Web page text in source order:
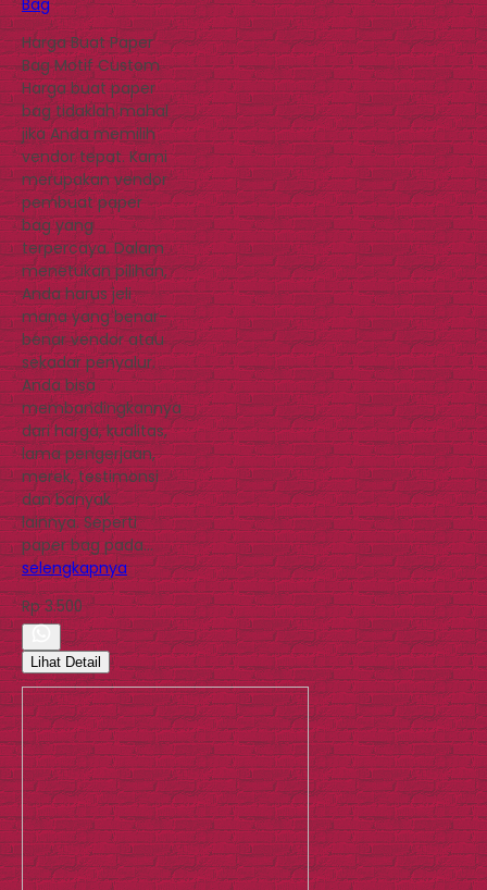
Harga Buat Paper
Bag Motif Custom
Harga buat paper
bag tidaklah mahal
jika Anda memilih
vendor tepat. Kami
merupakan vendor
pembuat paper
bag yang
terpercaya. Dalam
menetukan pilihan,
Anda harus jeli
mana yang benar-
benar vendor atau
sekadar penyalur.
Anda bisa
membandingkannya
dari harga, kualitas,
lama pengerjaan,
merek, testimonsi
dan banyak
lainnya. Seperti
paper bag pada…
selengkapnya
Rp 3.500
Lihat Detail